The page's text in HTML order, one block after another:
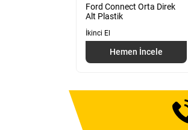
Ford Connect Orta Direk
Alt Plastik
İkinci El
Hemen İncele